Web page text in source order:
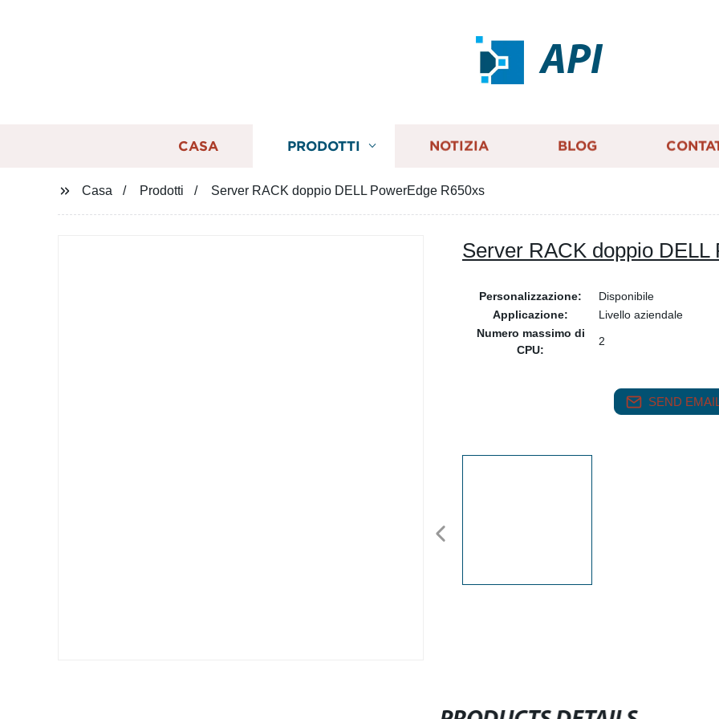
API
CASA PRODOTTI NOTIZIA BLOG
Casa Prodotti Server RACK doppio DELL PowerEdge R650xs
Server RACK doppio DELL
Personalizzazione:
Disponibile
Applicazione:
Livello aziendale
Numero massimo di
CPU:
2
SEND